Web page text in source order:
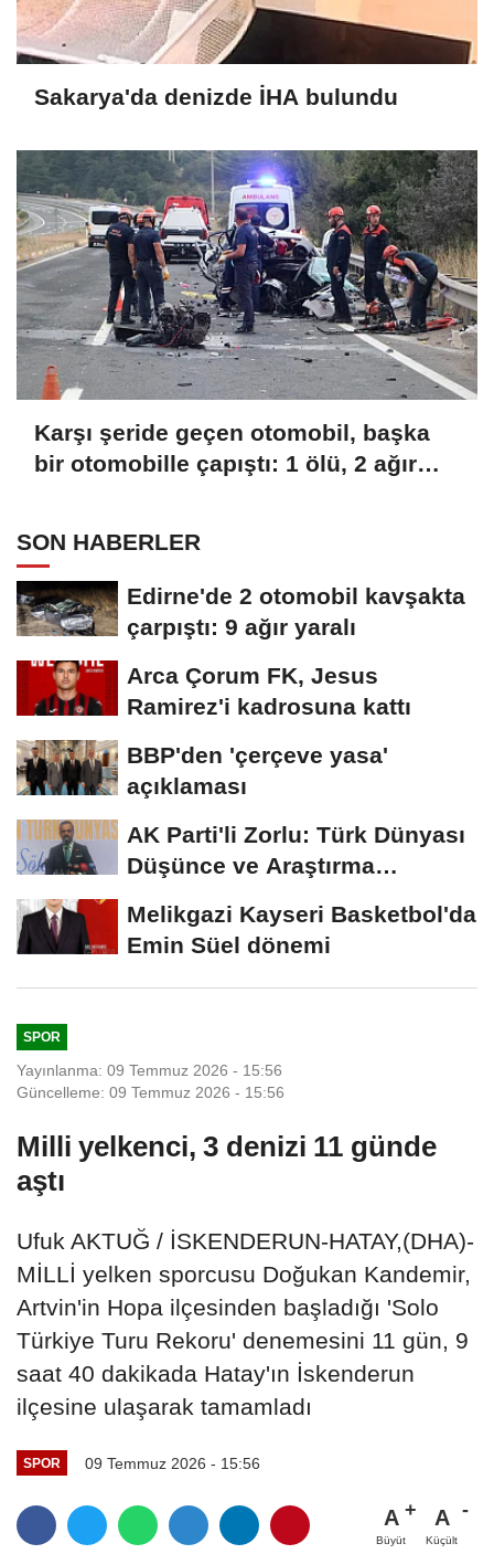
Sakarya'da denizde İHA bulundu
Karşı şeride geçen otomobil, başka
bir otomobille çapıştı: 1 ölü, 2 ağır
SON HABERLER
Edirne'de 2 otomobil kavşakta
çarpıştı: 9 ağır yaralı
Arca Çorum FK, Jesus
Ramirez'i kadrosuna kattı
BBP'den 'çerçeve yasa'
açıklaması
AK Parti'li Zorlu: Türk Dünyası
Düşünce ve Araştırma
Melikgazi Kayseri Basketbol'da
Emin Süel dönemi
SPOR
Yayınlanma: 09 Temmuz 2026 - 15:56
Güncelleme: 09 Temmuz 2026 - 15:56
Milli yelkenci, 3 denizi 11 günde
aştı
Ufuk AKTUĞ / İSKENDERUN-HATAY,(DHA)-
MİLLİ yelken sporcusu Doğukan Kandemir,
Artvin'in Hopa ilçesinden başladığı 'Solo
Türkiye Turu Rekoru' denemesini 11 gün, 9
saat 40 dakikada Hatay'ın İskenderun
ilçesine ulaşarak tamamladı
SPOR 09 Temmuz 2026 - 15:56
A
Büyüt
A
Küçült